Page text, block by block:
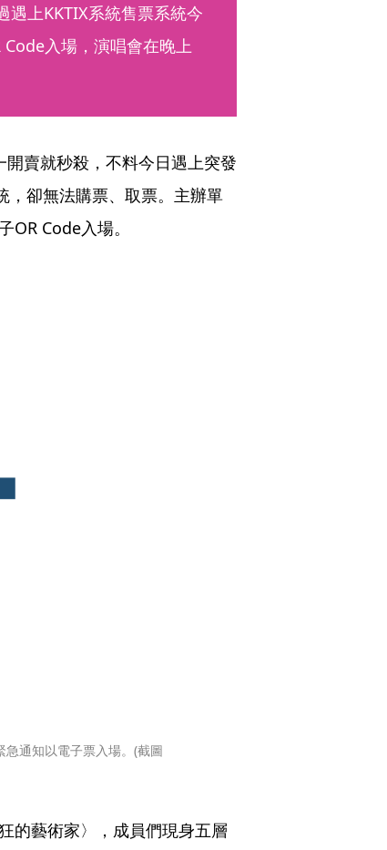
遇上KKTIX系統售票系統今
入場，演唱會在晚上
賣就秒殺，不料今日遇上突發
，卻無法購票、取票。主辦單
Code入場。
通知以電子票入場。(截圖
的藝術家〉，成員們現身五層